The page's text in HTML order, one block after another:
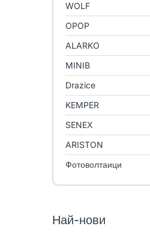
WOLF
OPOP
ALARKO
MINIB
Drazice
KEMPER
SENEX
ARISTON
Фотоволтаици
Най-нови